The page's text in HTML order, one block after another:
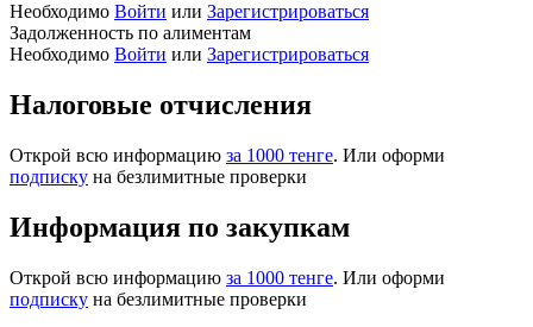
Необходимо Войти или Зарегистрироваться
Задолженность по алиментам
Необходимо Войти или Зарегистрироваться
Налоговые отчисления
Открой всю информацию за 1000 тенге. Или оформи
подписку на безлимитные проверки
Информация по закупкам
Открой всю информацию за 1000 тенге. Или оформи
подписку на безлимитные проверки